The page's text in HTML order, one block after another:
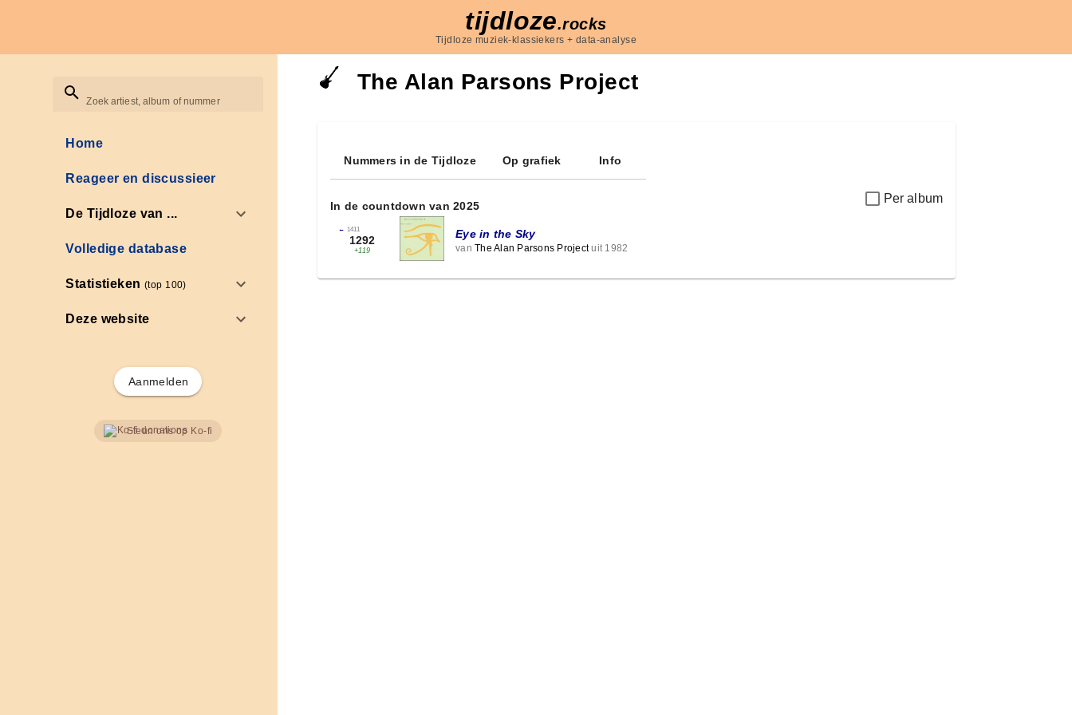
tijdloze.rocks
Tijdloze muziek-klassiekers + data-analyse
Zoek artiest, album of nummer
Home
Reageer en discussieer
De Tijdloze van ...
Volledige database
Statistieken(top 100)
Deze website
Aanmelden
Steun ons op Ko-fi
The Alan Parsons Project
Nummers in de Tijdloze Op grafiek Info
Per album
In de countdown van 2025
← 1411
1292
+119
Eye in the Sky
van The Alan Parsons Projectuit 1982